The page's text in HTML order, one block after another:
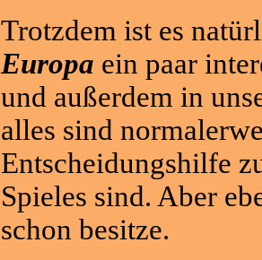
Trotzdem ist es
Europa ein paar
und außerdem in
alles sind
Entscheidungshilfe
Spieles sind. Aber
schon besitze.